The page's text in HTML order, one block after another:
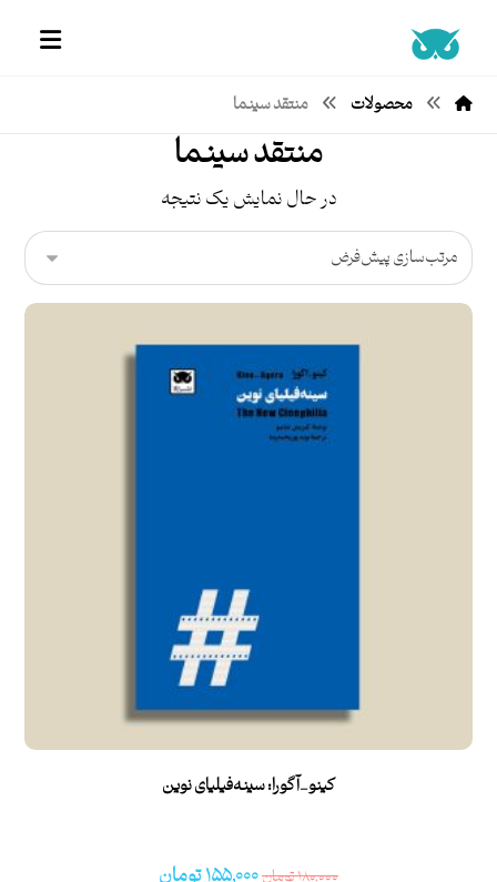
محصولات منتقد سینما
منتقد سینما
در حال نمایش یک نتیجه
کینو_آگورا: سینه‌فیلیای نوین
۱۸۰,۰۰۰تومان